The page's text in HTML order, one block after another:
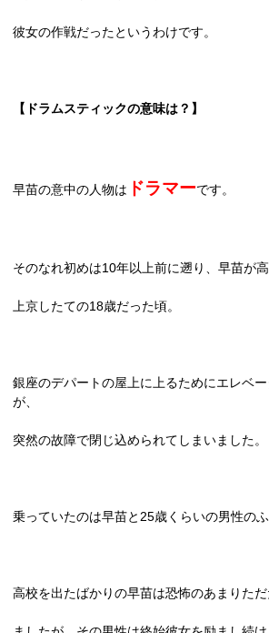
彼女の作戦だったというわけです。
【ドラムスティックの意味は？】
早苗の意中の人物は ドラマーです。
そのなれ初めは10年以上前に遡り、早苗が
上京したての18歳だった頃。
銀座のデパートの屋上に上るためにエレベ
が、
突然の故障で閉じ込められてしまいました。
乗っていたのは早苗と 25歳くらいの男性のふ
高校を出たばかりの早苗は恐怖のあまりた